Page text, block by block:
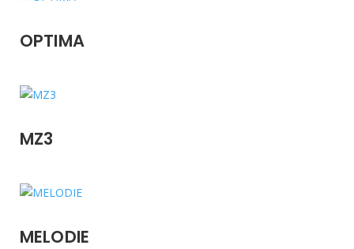
OPTIMA
MZ3
MELODIE